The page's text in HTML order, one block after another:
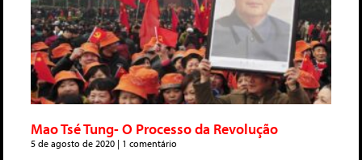
Mao Tsé Tung- O Processo da Revolução
5 de agosto de 2020 1 comentário